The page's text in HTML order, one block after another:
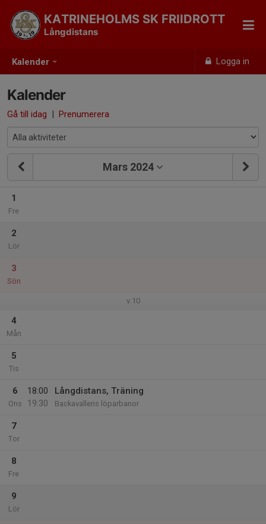
Kalender Logga in
KATRINEHOLMS SK FRIIDROTT
Långdistans
Kalender
Gå till idag | Prenumerera
Mars 2024
1
Fre
2
Lör
3
Sön
v.10
4
Mån
5
Tis
6
Ons
18:00
19:30
Långdistans, Träning
Backavallens löparbanor
7
Tor
8
Fre
9
Lör